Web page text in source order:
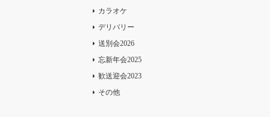
カラオケ
デリバリー
送別会2026
忘新年会2025
歓送迎会2023
その他